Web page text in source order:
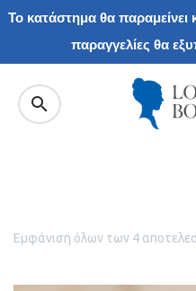
Το κατάστημα θα παραμείνει
παραγγελίες θα
Εμφάνιση όλων των 4